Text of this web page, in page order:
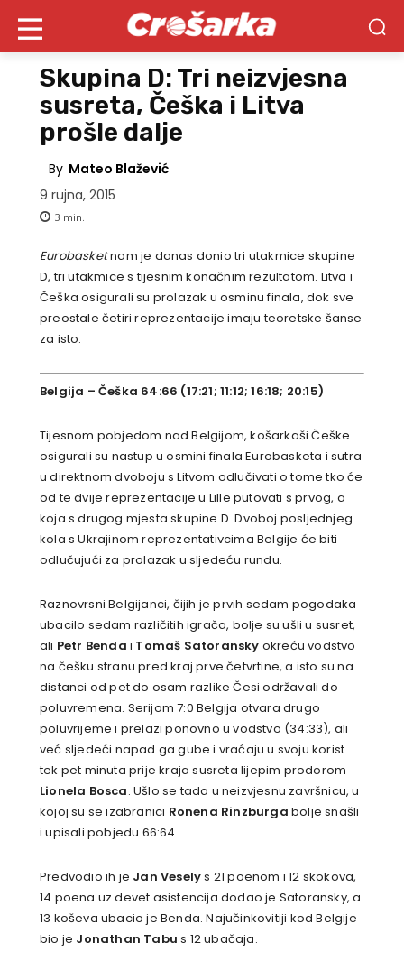
Skupina D: Tri neizvjesna
susreta, Češka i Litva
prošle dalje
By Mateo Blažević
9 rujna, 2015
3 min.
Eurobasketnam je danas donio tri utakmice skupine
D, tri utakmice s tijesnim konačnim rezultatom. Litva i
Češka osigurali su prolazak u osminu finala, dok sve
preostale četiri reprezentacije imaju teoretske šanse
za isto.
Belgija – Češka 64:66 (17:21; 11:12; 16:18; 20:15)
Tijesnom pobjedom nad Belgijom, košarkaši Češke
osigurali su nastup u osmini finala Eurobasketa i sutra
u direktnom dvoboju s Litvom odlučivati o tome tko će
od te dvije reprezentacije u Lille putovati s prvog, a
koja s drugog mjesta skupine D. Dvoboj posljednjeg
kola s Ukrajinom reprezentativcima Belgije će biti
odlučujući za prolazak u sljedeću rundu.
Raznovrsni Belgijanci, čijih je prvih sedam pogodaka
ubacilo sedam različitih igrača, bolje su ušli u susret,
ali Petr Benda i Tomaš Satoransky okreću vodstvo
na češku stranu pred kraj prve četvrtine, a isto su na
distanci od pet do osam razlike Česi održavali do
poluvremena. Serijom 7:0 Belgija otvara drugo
poluvrijeme i prelazi ponovno u vodstvo (34:33), ali
već sljedeći napad ga gube i vraćaju u svoju korist
tek pet minuta prije kraja susreta lijepim prodorom
Lionela Bosca. Ušlo se tada u neizvjesnu završnicu, u
kojoj su se izabranici Ronena Rinzburga bolje snašli
i upisali pobjedu 66:64.
Predvodio ih je Jan Veselys 21 poenom i 12 skokova,
14 poena uz devet asistencija dodao je Satoransky, a
13 koševa ubacio je Benda. Najučinkovitiji kod Belgije
bio je Jonathan Tabu s 12 ubačaja.